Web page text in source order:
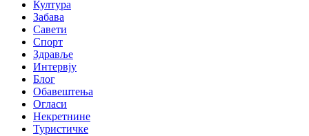
Култура
Забава
Савети
Спорт
Здравље
Интервју
Блог
Обавештења
Огласи
Некретнине
Туристичке